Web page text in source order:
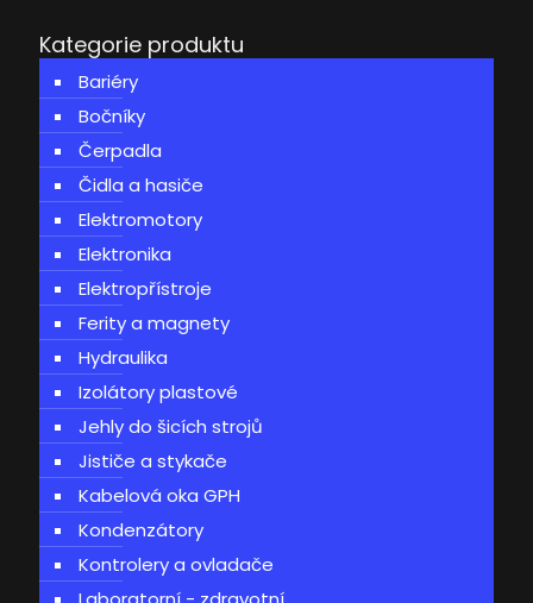
Kategorie produktu
Bariéry
Bočníky
Čerpadla
Čidla a hasiče
Elektromotory
Elektronika
Elektropřístroje
Ferity a magnety
Hydraulika
Izolátory plastové
Jehly do šicích strojů
Jističe a stykače
Kabelová oka GPH
Kondenzátory
Kontrolery a ovladače